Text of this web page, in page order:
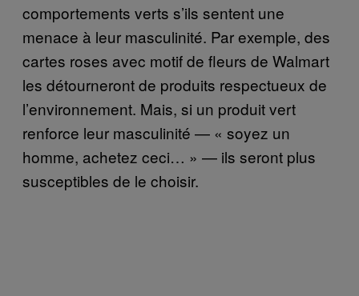
comportements verts s’ils sentent une
menace à leur masculinité. Par exemple, des
cartes roses avec motif de fleurs de Walmart
les détourneront de produits respectueux de
l’environnement. Mais, si un produit vert
renforce leur masculinité — « soyez un
homme, achetez ceci… » — ils seront plus
susceptibles de le choisir.